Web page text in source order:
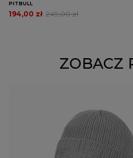
PITBULL
249,00 zł
194,00 zł
ZOBACZ